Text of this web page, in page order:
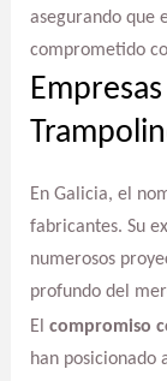
asegurando que
comprometido
En Galicia, el
fabricantes. Su
numerosos
profundo del
El compromiso
han posicionado